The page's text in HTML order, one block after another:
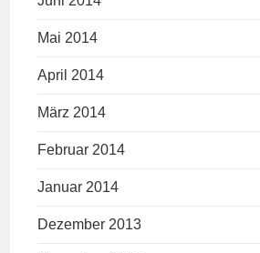
Mai 2014
April 2014
März 2014
Februar 2014
Januar 2014
Dezember 2013